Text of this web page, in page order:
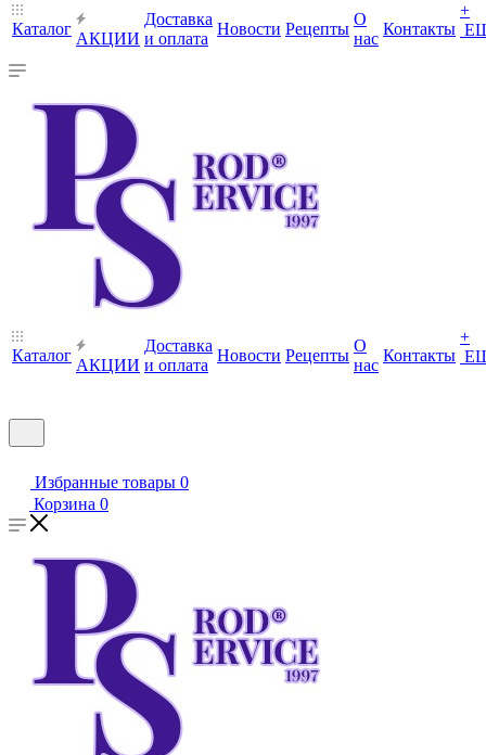
Каталог
АКЦИИ
Доставка
и оплата
Новости Рецепты
О
нас
Контакты
+
Каталог
АКЦИИ
Доставка
и оплата
Новости Рецепты
О
нас
Контакты
+
Избранные товары 0
Корзина 0